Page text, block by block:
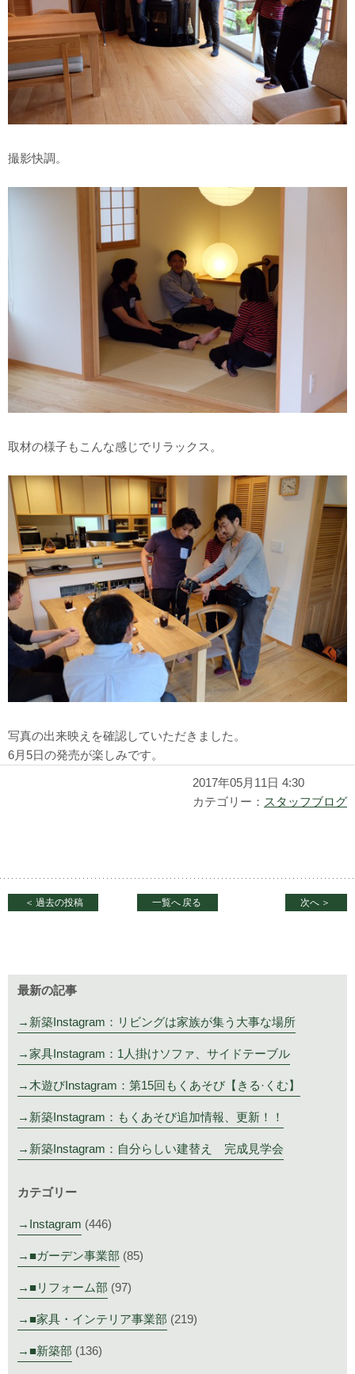
撮影快調。
取材の様子もこんな感じでリラックス。
写真の出来映えを確認していただきました。
6月5日の発売が楽しみです。
2017年05月11日 4:30
カテゴリー： スタッフブログ
＜ 過去の投稿 一覧へ 戻る 次へ ＞
最新の記事
新築Instagram：リビングは家族が集う大事な場所
家具Instagram：1人掛けソファ、サイドテーブル
木遊びInstagram：第15回もくあそび【きる·くむ】
新築Instagram：もくあそび追加情報、更新！！
新築Instagram：自分らしい建替え 完成見学会
カテゴリー
Instagram (446)
■ガーデン事業部 (85)
■リフォーム部 (97)
■家具・インテリア事業部 (219)
■新築部 (136)